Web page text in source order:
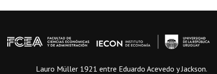
Lauro Müller 1921 entre Eduardo Acevedo y Jackson.